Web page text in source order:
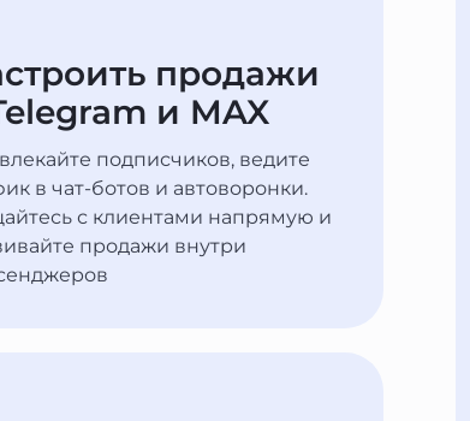
продажи
и MAX
подписчиков, ведите
в чат-ботов и автоворонки.
с клиентами напрямую и
продажи внутри